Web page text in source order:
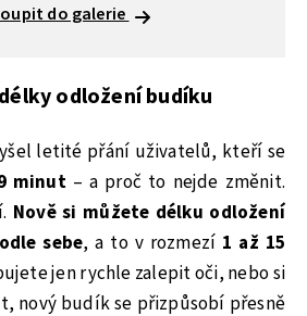
do galerie
odložení budíku
letité přání uživatelů, kteří se
minut– a proč to nejde změnit.
Nově si můžete délku odložení
sebe, a to v rozmezí 1 až 15
jen rychle zalepit oči, nebo si
nový budík se přizpůsobí přesně